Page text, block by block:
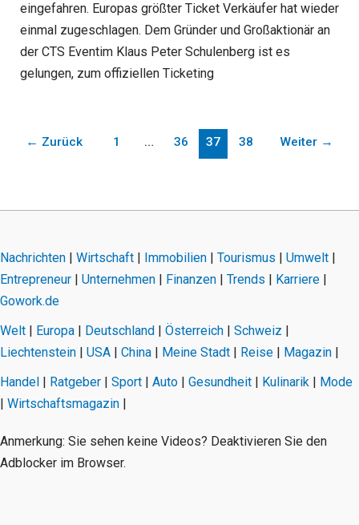
eingefahren. Europas größter Ticket Verkäufer hat wieder
einmal zugeschlagen. Dem Gründer und Großaktionär an
der CTS Eventim Klaus Peter Schulenberg ist es
gelungen, zum offiziellen Ticketing
← Zurück 1 … 36 37 38 Weiter →
Nachrichten | Wirtschaft | Immobilien | Tourismus | Umwelt |
Entrepreneur | Unternehmen | Finanzen | Trends | Karriere |
Gowork.de
Welt | Europa | Deutschland | Österreich | Schweiz |
Liechtenstein | USA | China | Meine Stadt | Reise | Magazin |
Handel | Ratgeber | Sport | Auto | Gesundheit | Kulinarik | Mode
| Wirtschaftsmagazin |
Anmerkung: Sie sehen keine Videos? Deaktivieren Sie den
Adblocker im Browser.